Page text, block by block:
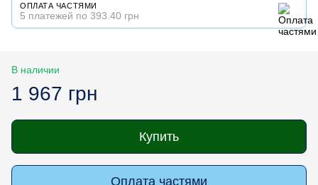
ОПЛАТА ЧАСТЯМИ
5 платежей по 393.40 грн
В наличии
1 967 грн
Купить
Оплата частями